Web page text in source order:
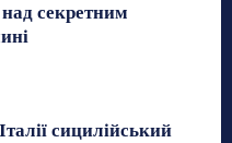
секретним
сицилійський